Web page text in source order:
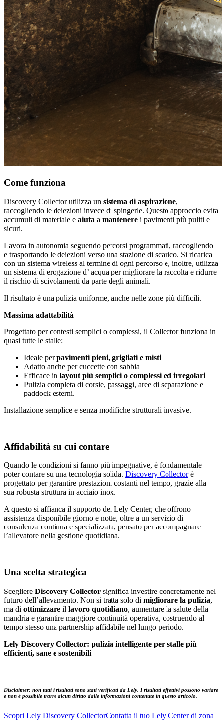
Come funziona
Discovery Collector utilizza un sistema di aspirazione,
raccogliendo le deiezioni invece di spingerle. Questo approccio evita
accumuli di materiale e aiuta a mantenere i pavimenti più puliti e
sicuri.
Lavora in autonomia seguendo percorsi programmati, raccogliendo
e trasportando le deiezioni verso una stazione di scarico. Si ricarica
con un sistema wireless al termine di ogni percorso e, inoltre, utilizza
un sistema di erogazione d’ acqua per migliorare la raccolta e ridurre
il rischio di scivolamenti da parte degli animali.
Il risultato è una pulizia uniforme, anche nelle zone più difficili.
Massima adattabilità
Progettato per contesti semplici o complessi, il Collector funziona in
quasi tutte le stalle:
Ideale perpavimenti pieni, grigliati e misti
Adatto anche per cuccette con sabbia
Efficace in layout più semplici o complessi ed irregolari
Pulizia completa di corsie, passaggi, aree di separazione e
paddock esterni.
Installazione semplice e senza modifiche strutturali invasive.
Affidabilità su cui contare
Quando le condizioni si fanno più impegnative, è fondamentale
poter contare su una tecnologia solida. Discovery Collectorè
progettato per garantire prestazioni costanti nel tempo, grazie alla
sua robusta struttura in acciaio inox.
A questo si affianca il supporto dei Lely Center, che offrono
assistenza disponibile giorno e notte, oltre a un servizio di
consulenza continua e specializzata, pensato per accompagnare
l’allevatore nella gestione quotidiana.
Una scelta strategica
Scegliere Discovery Collector significa investire concretamente nel
futuro dell’allevamento. Non si tratta solo di migliorare la pulizia,
ma di ottimizzare il lavoro quotidiano, aumentare la salute della
mandria e garantire maggiore continuità operativa, costruendo al
tempo stesso una partnership affidabile nel lungo periodo.
Lely Discovery Collector: pulizia intelligente per stalle più
efficienti, sane e sostenibili
Disclaimer: non tutti i risultati sono stati verificati da Lely. I risultati effettivi possono variare
e non è possibile trarre alcun diritto dalle informazioni contenute in questo articolo.
Scopri Lely Discovery CollectorContatta il tuo Lely Center di zona